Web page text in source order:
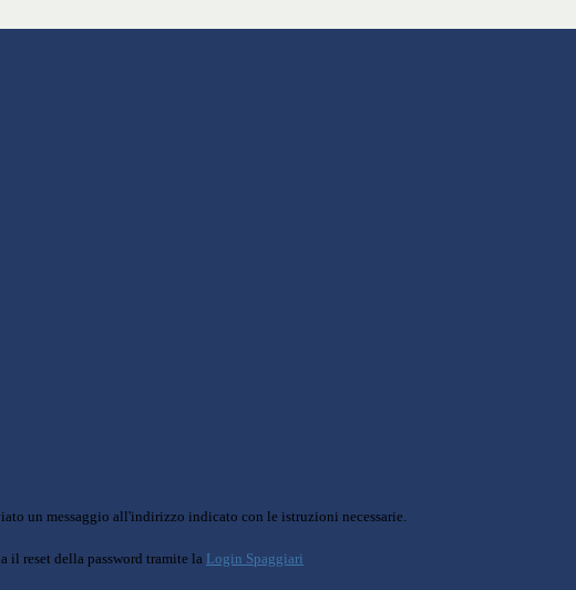
un messaggio all'indirizzo indicato con le istruzioni necessarie.
il reset della password tramite la Login Spaggiari